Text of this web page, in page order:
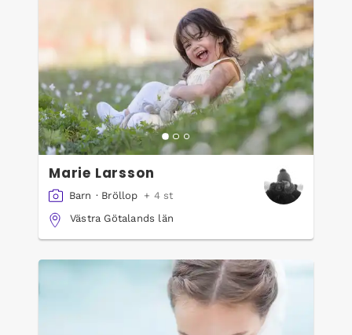
Marie Larsson
Barn · Bröllop + 4 st
Västra Götalands län